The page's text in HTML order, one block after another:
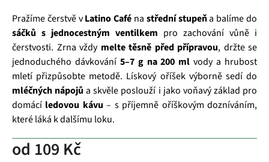
od 109 Kč
Pražíme čerstvě vLatino Café na střední stupeňa balíme do
sáčků s jednocestným ventilkem pro zachování vůně i
čerstvosti. Zrna vždy melte těsně před přípravou, držte se
jednoduchého dávkování 5–7 g na 200 ml vody a hrubost
mletí přizpůsobte metodě. Lískový oříšek výborně sedí do
mléčných nápojů a skvěle poslouží i jako voňavý základ pro
domácí ledovou kávu – s příjemně oříškovým dozníváním,
které láká k dalšímu loku.